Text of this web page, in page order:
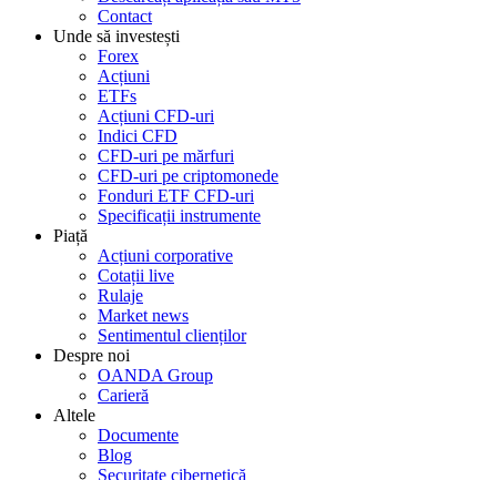
Contact
Unde să investești
Forex
Acțiuni
ETFs
Acțiuni CFD-uri
Indici CFD
CFD-uri pe mărfuri
CFD-uri pe criptomonede
Fonduri ETF CFD-uri
Specificații instrumente
Piață
Acțiuni corporative
Cotații live
Rulaje
Market news
Sentimentul clienților
Despre noi
OANDA Group
Carieră
Altele
Documente
Blog
Securitate cibernetică